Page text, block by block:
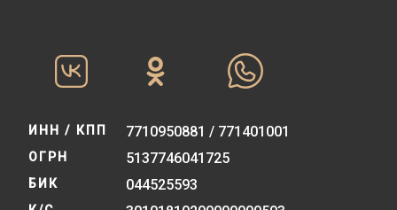
ИНН / КПП 7710950881 / 771401001
ОГРН 5137746041725
БИК 044525593